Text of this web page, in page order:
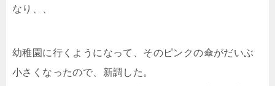
なり、、
幼稚園に行くようになって、そのピンクの傘がだいぶ
小さくなったので、新調した。